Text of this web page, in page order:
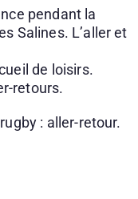
pendant la
Salines. L’aller et
de loisirs.
retours.
: aller-retour.